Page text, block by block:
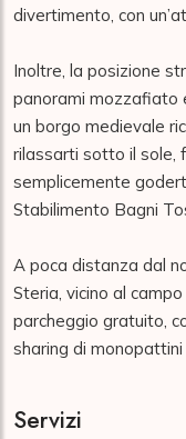
divertimento, con
Inoltre, la posizione
panorami mozzafiato
un borgo medievale
rilassarti sotto il sole,
semplicemente
Stabilimento Bagni
A poca distanza dal
Steria, vicino al
parcheggio gratuito,
sharing di
Servizi